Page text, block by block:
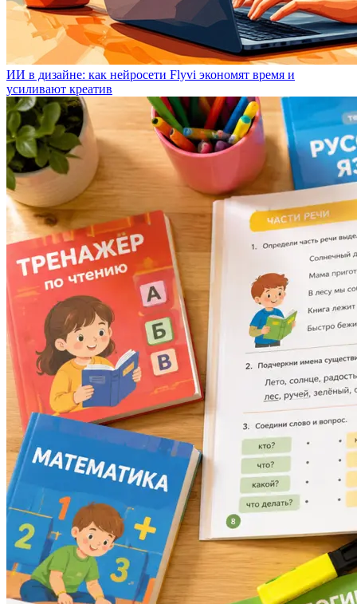
ИИ в дизайне: как нейросети Flyvi экономят время и
усиливают креатив